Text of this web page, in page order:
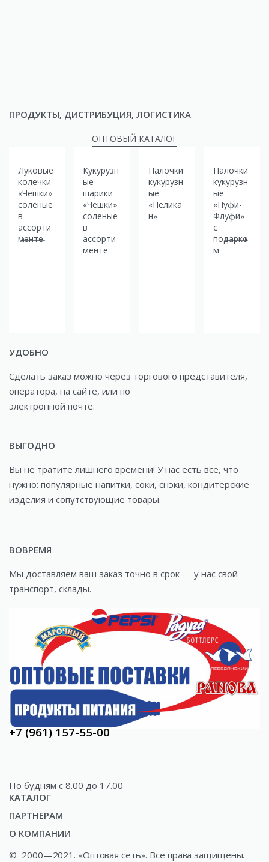
ПРОДУКТЫ, ДИСТРИБУЦИЯ, ЛОГИСТИКА
ОПТОВЫЙ КАТАЛОГ
Луковые
колечки
«Чешки»
соленые
в
ассорти
менте
Кукурузн
ые
шарики
«Чешки»
соленые
в
ассорти
менте
Палочки
кукурузн
ые
«Пелика
н»
Палочки
кукурузн
ые
«Пуфи-
Флуфи»
с
подарко
м
УДОБНО
Сделать заказ можно через торгового представителя,
оператора, на сайте, или по
электронной почте.
ВЫГОДНО
Вы не тратите лишнего времени! У нас есть всё, что
нужно: популярные напитки, соки, снэки, кондитерские
изделия и сопутствующие товары.
ВОВРЕМЯ
Мы доставляем ваш заказ точно в срок — у нас свой
транспорт, склады.
150018, Ярославль,
Optovaya.set@yandex.ru
Отдел продаж:
+7 (4852) 72-93-17
+7 (961) 157-55-00
По будням c 8.00 до 17.00
КАТАЛОГ
Акции
Газированные напитки
Минеральные и ключевые воды
ПАРТНЕРАМ
Доставка
Как купить?
О КОМПАНИИ
О компании
© 2000—2021. «Оптовая сеть». Все права защищены.